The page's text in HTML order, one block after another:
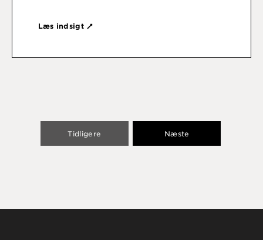
Læs indsigt
Tidligere Næste